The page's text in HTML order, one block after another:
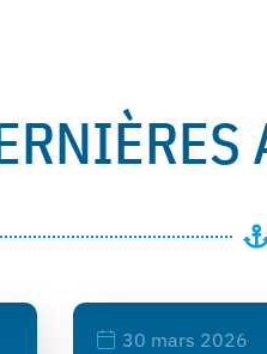
30 mars 2026